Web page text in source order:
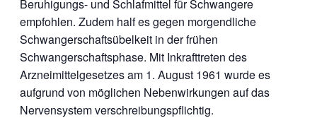
Beruhigungs- und Schlafmittel für Schwangere
empfohlen. Zudem half es gegen morgendliche
Schwangerschaftsübelkeit in der frühen
Schwangerschaftsphase. Mit Inkrafttreten des
Arzneimittelgesetzes am 1. August 1961 wurde es
aufgrund von möglichen Nebenwirkungen auf das
Nervensystem verschreibungspflichtig.